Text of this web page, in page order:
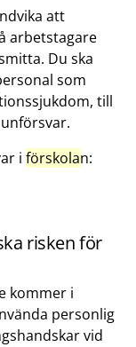
att
arbetstagare
Du ska
som
till
i förskolan:
risken för
kommer i
personlig
vid